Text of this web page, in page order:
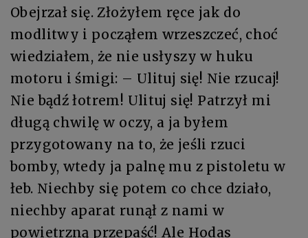
Obejrzał się. Złożyłem ręce jak do
modlitwy i począłem wrzeszczeć, choć
wiedziałem, że nie usłyszy w huku
motoru i śmigi: – Ulituj się! Nie rzucaj!
Nie bądź łotrem! Ulituj się! Patrzył mi
długą chwilę w oczy, a ja byłem
przygotowany na to, że jeśli rzuci
bomby, wtedy ja palnę mu z pistoletu w
łeb. Niechby się potem co chce działo,
niechby aparat runął z nami w
powietrzną przepaść! Ale Hodas